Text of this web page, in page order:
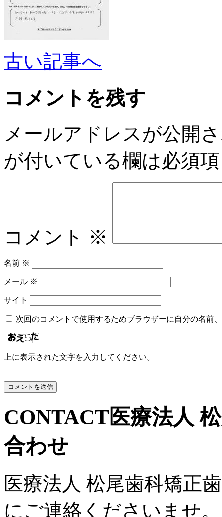
古い記事へ
コメントを残す
メールアドレスが公開
が付いている欄は必須
コメント ※
名前 ※
メール ※
サイト
次回のコメントで使用するためブラウザーに自分の名前
上に表示された文字を入力してください。
CONTACT医療法人
合わせ
医療法人 松尾歯科矯正
にご連絡くださいませ。